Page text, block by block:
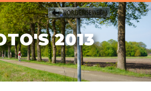
2013